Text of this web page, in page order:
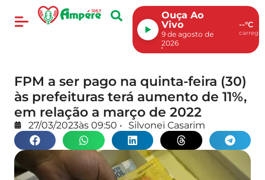
Ouça Ao
Vivo
9 de agosto de
2026
--°C
FPM a ser pago na quinta-feira (30)
às prefeituras terá aumento de 11%,
em relação a março de 2022
27/03/2023às 09:50 • Silvonei Casarim